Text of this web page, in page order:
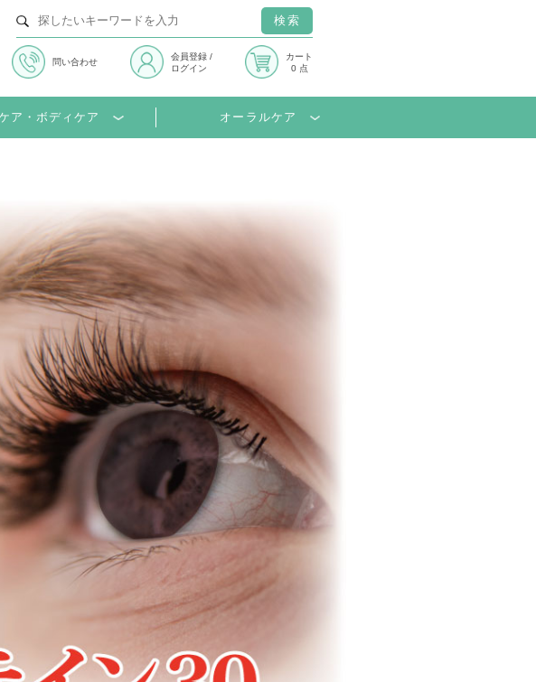
検索
問い合わせ
会員登録/
ログイン
カート
0 点
ア・ボディケア オーラルケア